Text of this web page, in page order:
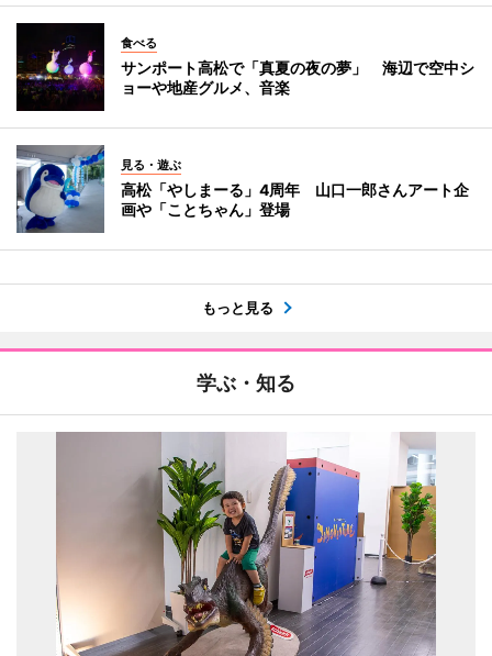
食べる
サンポート高松で「真夏の夜の夢」 海辺で空中シ
ョーや地産グルメ、音楽
見る・遊ぶ
高松「やしまーる」4周年 山口一郎さんアート企
画や「ことちゃん」登場
もっと見る
学ぶ・知る